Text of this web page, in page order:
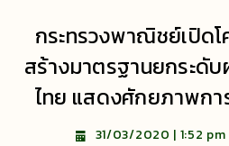
กระทรวงพาณิชย์เปิดโ
สร้างมาตรฐานยกระดั
ไทย แสดงศักยภาพก
31/03/2020 | 1:52 pm